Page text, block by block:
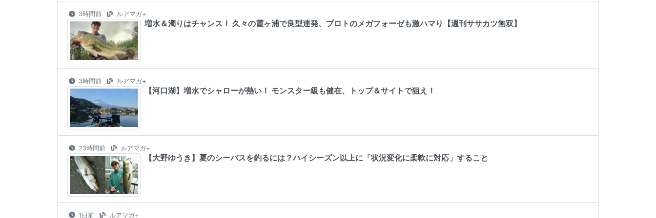
3時間前 ルアマガ+
増水＆濁りはチャンス！ 久々の霞ヶ浦で良型連発、プロトのメガフォーゼも激ハマり【週刊ササカツ無双】
3時間前 ルアマガ+
【河口湖】増水でシャローが熱い！ モンスター級も健在、トップ＆サイトで狙え！
23時間前 ルアマガ+
【大野ゆうき】夏のシーバスを釣るには？ハイシーズン以上に「状況変化に柔軟に対応」すること
1日前 ルアマガ+